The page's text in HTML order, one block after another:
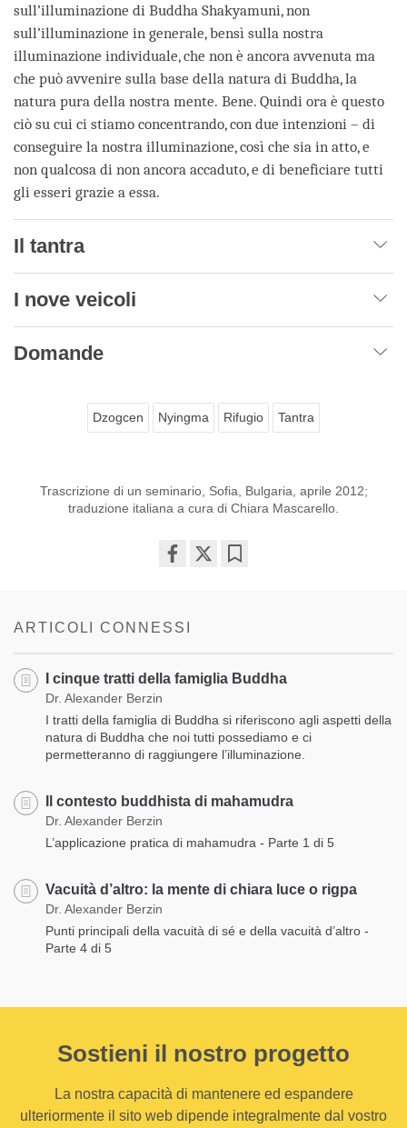
sull’illuminazione di Buddha Shakyamuni, non
sull’illuminazione in generale, bensì sulla nostra
illuminazione individuale, che non è ancora avvenuta ma
che può avvenire sulla base della natura di Buddha, la
natura pura della nostra mente. Bene. Quindi ora è questo
ciò su cui ci stiamo concentrando, con due intenzioni – di
conseguire la nostra illuminazione, così che sia in atto, e
non qualcosa di non ancora accaduto, e di beneficiare tutti
gli esseri grazie a essa.
Il tantra
I nove veicoli
Domande
Dzogcen Nyingma Rifugio Tantra
Trascrizione di un seminario, Sofia, Bulgaria, aprile 2012;
traduzione italiana a cura di Chiara Mascarello.
ARTICOLI CONNESSI
I cinque tratti della famiglia Buddha
Dr. Alexander Berzin
I tratti della famiglia di Buddha si riferiscono agli aspetti della
natura di Buddha che noi tutti possediamo e ci
permetteranno di raggiungere l’illuminazione.
Il contesto buddhista di mahamudra
Dr. Alexander Berzin
L’applicazione pratica di mahamudra - Parte 1 di 5
Vacuità d’altro: la mente di chiara luce o rigpa
Dr. Alexander Berzin
Punti principali della vacuità di sé e della vacuità d’altro -
Parte 4 di 5
Sostieni il nostro progetto
La nostra capacità di mantenere ed espandere
ulteriormente il sito web dipende integralmente dal vostro